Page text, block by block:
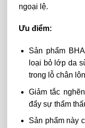
ngoại lệ.
Ưu điểm:
Sản phẩm
loại bỏ lớp da
trong lỗ chân
Giảm tắc
đẩy sự thẩm
Sản phẩm này